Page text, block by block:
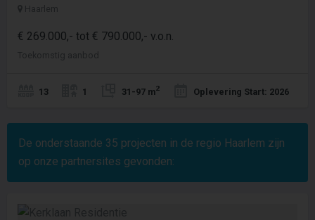
Haarlem
€ 269.000,- tot € 790.000,- v.o.n.
Toekomstig aanbod
13 1 31-97 m2 Oplevering Start: 2026
De onderstaande 35 projecten in de regio Haarlem zijn
op onze partnersites gevonden: